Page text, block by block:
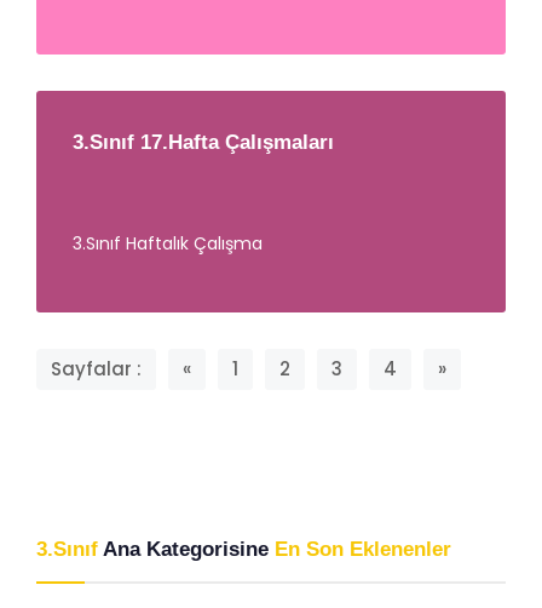
3.Sınıf 17.Hafta Çalışmaları
3.Sınıf Haftalık Çalışma
Sayfalar : « 1 2 3 4 »
3.Sınıf Ana Kategorisine En Son Eklenenler